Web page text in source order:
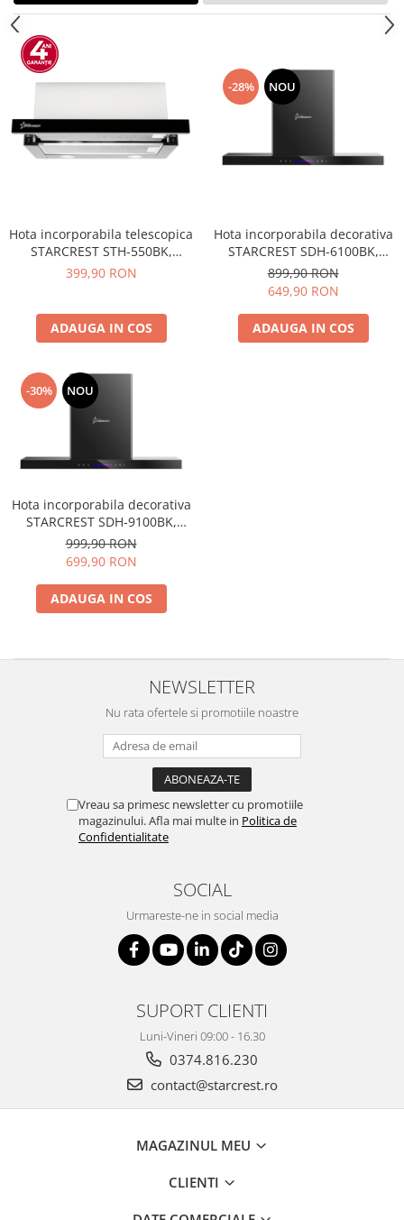
Hota incorporabila telescopica
STARCREST STH-550BK,
Putere de absorbtie 550 m3/h,
399,90 RON
ADAUGA IN COS
-28% NOU
Hota incorporabila decorativa
STARCREST SDH-6100BK,
Putere de absorbtie 500 m3/h,
Control touch, Iluminare LED,
Clasa A+, 60cm, Negru + Sticla
neagra
899,90 RON
649,90 RON
ADAUGA IN COS
-30% NOU
Hota incorporabila decorativa
STARCREST SDH-9100BK,
Putere de absorbtie 500 m3/h,
Control touch, Iluminare LED,
Clasa A+, 90cm, Negru + Sticla
neagra
999,90 RON
699,90 RON
ADAUGA IN COS
NEWSLETTER
Nu rata ofertele si promotiile noastre
Vreau sa primesc newsletter cu promotiile
magazinului. Afla mai multe in Politica de
Confidentialitate
SOCIAL
Urmareste-ne in social media
SUPORT CLIENTI
Luni-Vineri 09:00 - 16.30
0374.816.230
contact@starcrest.ro
MAGAZINUL MEU
CLIENTI